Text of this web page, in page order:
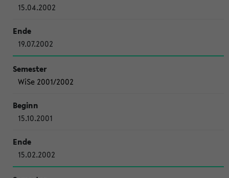
15.04.2002
19.07.2002
WiSe 2001/2002
15.10.2001
15.02.2002